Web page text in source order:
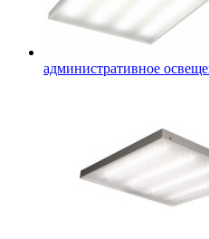
административное